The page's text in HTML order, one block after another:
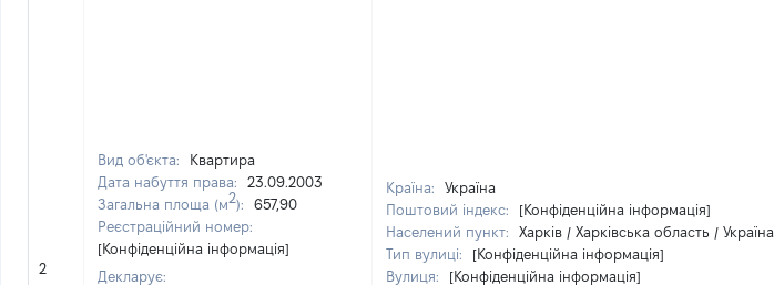
2
Вид об'єкта:
Квартира
Дата набуття права:
23.09.2003
Загальна площа (м2):
657,90
Реєстраційний номер:
[Конфіденційна інформація]
Декларує:
Країна:
Україна
Поштовий індекс:
[Конфіденційна інформація]
Населений пункт:
Харків / Харківська область / Україна
Тип вулиці:
[Конфіденційна інформація]
Вулиця:
[Конфіденційна інформація]